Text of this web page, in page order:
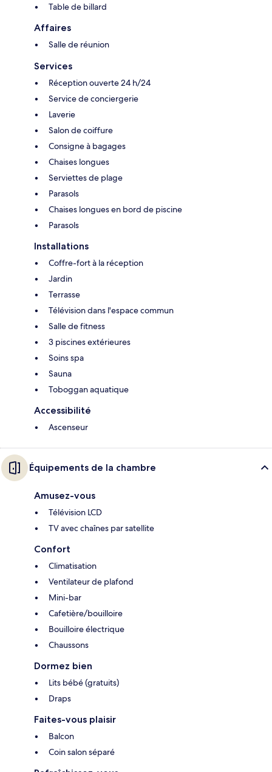
Table de billard
Affaires
Salle de réunion
Services
Réception ouverte 24 h/24
Service de conciergerie
Laverie
Salon de coiffure
Consigne à bagages
Chaises longues
Serviettes de plage
Parasols
Chaises longues en bord de piscine
Parasols
Installations
Coffre-fort à la réception
Jardin
Terrasse
Télévision dans l'espace commun
Salle de fitness
3 piscines extérieures
Soins spa
Sauna
Toboggan aquatique
Accessibilité
Ascenseur
Équipements de la chambre
Amusez-vous
Télévision LCD
TV avec chaînes par satellite
Confort
Climatisation
Ventilateur de plafond
Mini-bar
Cafetière/bouilloire
Bouilloire électrique
Chaussons
Dormez bien
Lits bébé (gratuits)
Draps
Faites-vous plaisir
Balcon
Coin salon séparé